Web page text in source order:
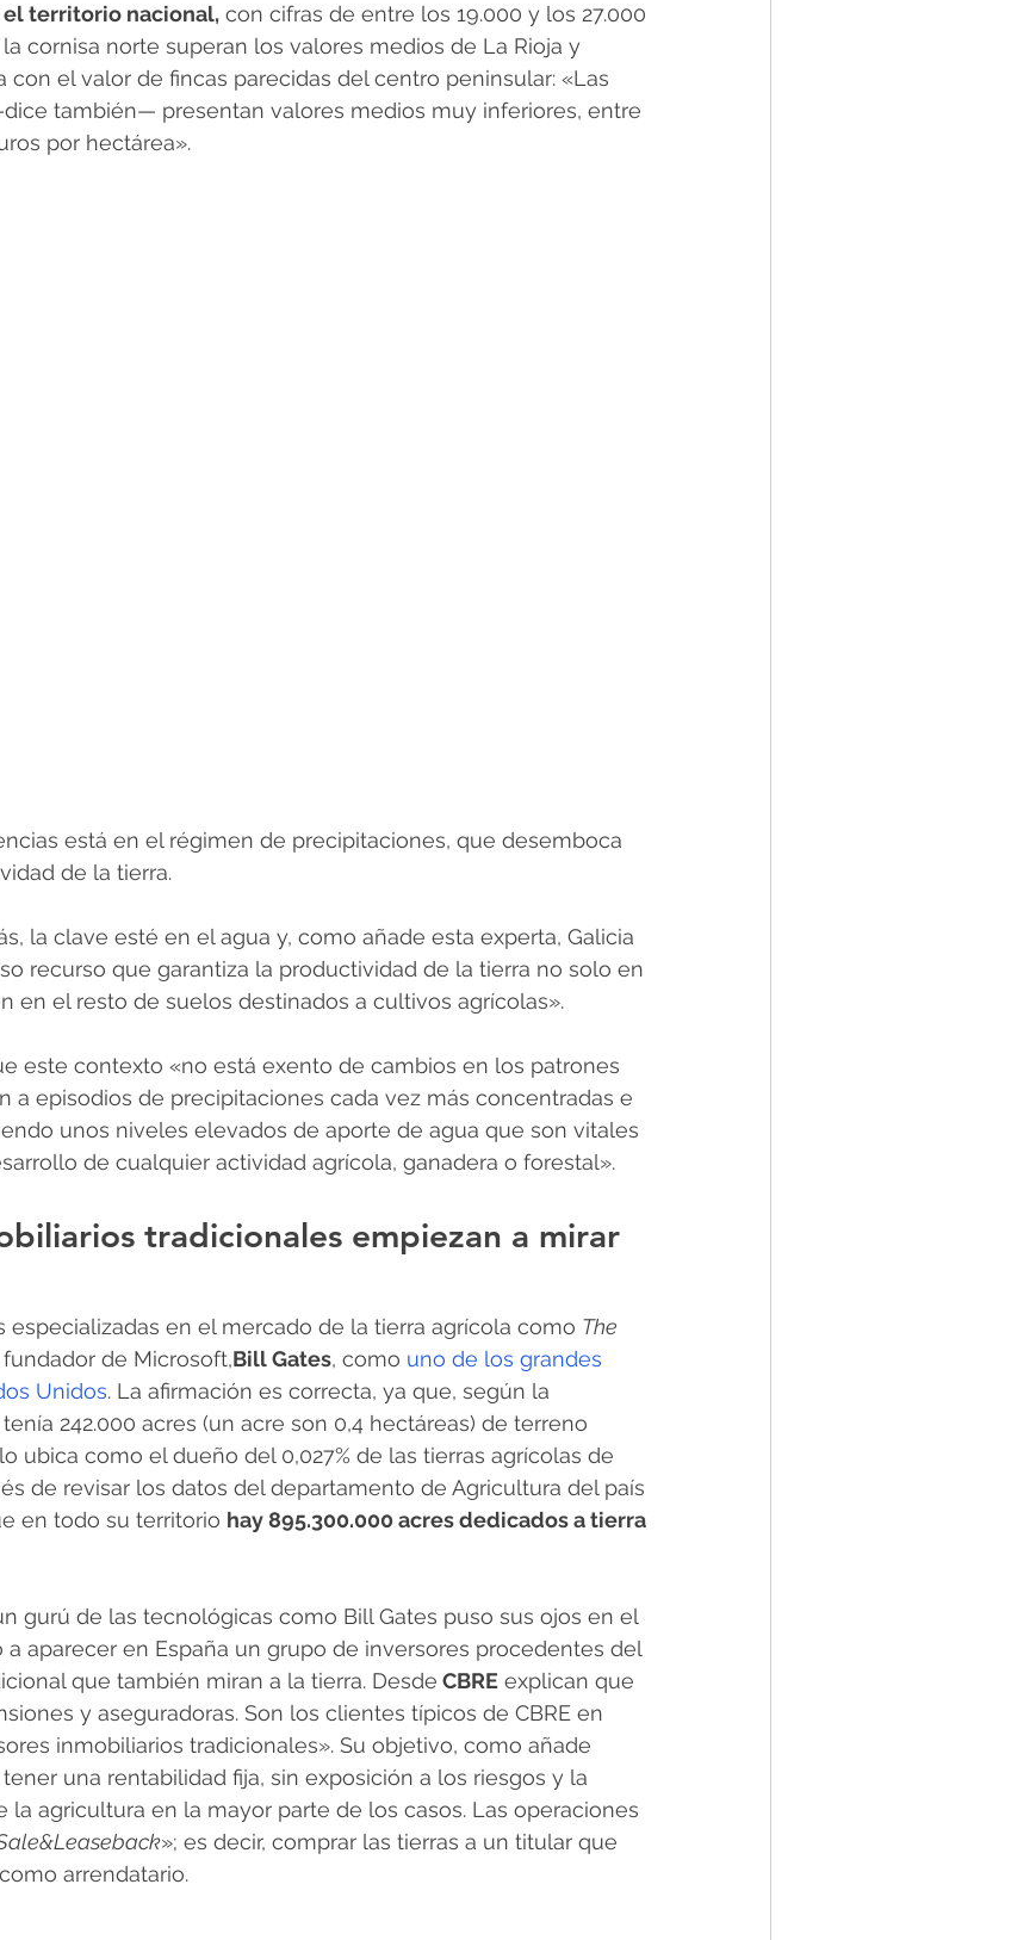
territorio nacional, con cifras de entre los 19.000 y los 27.000
cornisa norte superan los valores medios de La Rioja y
con el valor de fincas parecidas del centro peninsular: «Las
también— presentan valores medios muy inferiores, entre
por hectárea».
está en el régimen de precipitaciones, que desemboca
de la tierra.
la clave esté en el agua y, como añade esta experta, Galicia
recurso que garantiza la productividad de la tierra no solo en
en el resto de suelos destinados a cultivos agrícolas».
este contexto «no está exento de cambios en los patrones
a episodios de precipitaciones cada vez más concentradas e
unos niveles elevados de aporte de agua que son vitales
de cualquier actividad agrícola, ganadera o forestal».
tradicionales empiezan a mirar
especializadas en el mercado de la tierra agrícola como The
de Microsoft,Bill Gates, como uno de los grandes
Unidos. La afirmación es correcta, ya que, según la
242.000 acres (un acre son 0,4 hectáreas) de terreno
ubica como el dueño del 0,027% de las tierras agrícolas de
de revisar los datos del departamento de Agricultura del país
en todo su territorio hay 895.300.000 acres dedicados a tierra
gurú de las tecnológicas como Bill Gates puso sus ojos en el
aparecer en España un grupo de inversores procedentes del
que también miran a la tierra. Desde CBRE explican que
y aseguradoras. Son los clientes típicos de CBRE en
inmobiliarios tradicionales». Su objetivo, como añade
tener una rentabilidad fija, sin exposición a los riesgos y la
la agricultura en la mayor parte de los casos. Las operaciones
»; es decir, comprar las tierras a un titular que
arrendatario.